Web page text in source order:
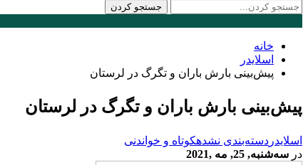
خانه
اسلایدر
پیش‌بینی بارش باران و تگرگ در لرستان
پیش‌بینی بارش باران و تگرگ در لرستان
اسلایدر دسته‌بندی نشدهکوتاه و خواندنی
در سه‌شنبه, 25, مه ,2021